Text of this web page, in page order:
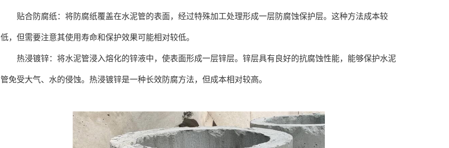
贴合防腐纸：将防腐纸覆盖在水泥管的表面，经过特殊加工处理形成一层防腐蚀保护层。这种方法成本较
低，但需要注意其使用寿命和保护效果可能相对较低。
热浸镀锌：将水泥管浸入熔化的锌液中，使表面形成一层锌层。锌层具有良好的抗腐蚀性能，能够保护水泥
管免受大气、水的侵蚀。热浸镀锌是一种长效防腐方法，但成本相对较高。